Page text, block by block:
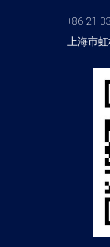
+86-21-
上海市虹